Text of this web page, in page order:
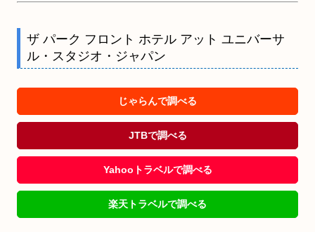
ザ パーク フロント ホテル アット ユニバーサ
ル・スタジオ・ジャパン
じゃらんで調べる
JTBで調べる
Yahooトラベルで調べる
楽天トラベルで調べる